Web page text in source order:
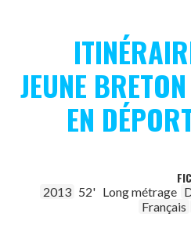
JEUNE
EN
2013 52' Long métrage
Français